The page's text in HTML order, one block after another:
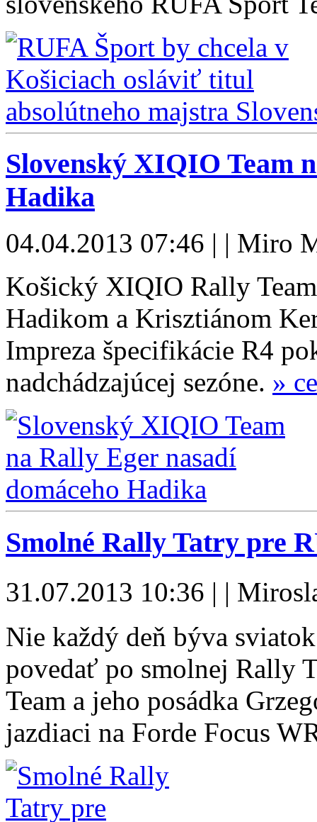
Slovenský XIQIO Team
Hadika
04.04.2013 07:46 | | Miro
Košický XIQIO Rally Team
Hadikom a Krisztiánom
Impreza špecifikácie R4
nadchádzajúcej sezóne. »
Smolné Rally Tatry pre
31.07.2013 10:36 | |
Nie každý deň býva
povedať po smolnej Rally
Team a jeho posádka
jazdiaci na Forde Focus